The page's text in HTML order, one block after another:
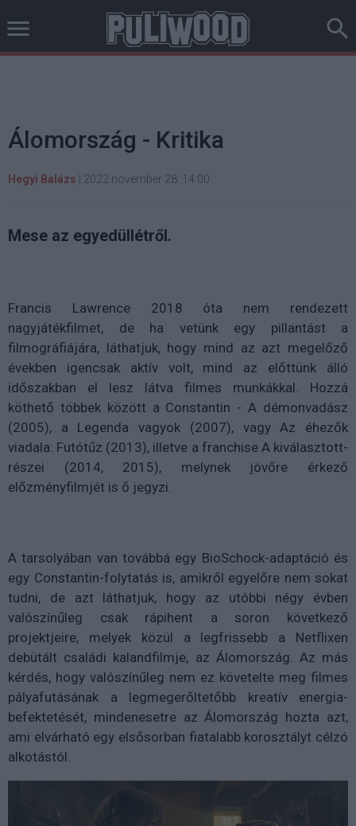
Álomország - Kritika
Hegyi Balázs 2022 november 28. 14:00
Mese az egyedüllétről.
Francis Lawrence 2018 óta nem rendezett
nagyjátékfilmet, de ha vetünk egy pillantást a
filmográfiájára, láthatjuk, hogy mind az azt megelőző
években igencsak aktív volt, mind az előttünk álló
időszakban el lesz látva filmes munkákkal. Hozzá
köthető többek között a Constantin - A démonvadász
(2005), a Legenda vagyok (2007), vagy Az éhezők
viadala: Futótűz (2013), illetve a franchise A kiválasztott-
részei (2014, 2015), melynek jövőre érkező
előzményfilmjét is ő jegyzi.
A tarsolyában van továbbá egy BioSchock-adaptáció és
egy Constantin-folytatás is, amikről egyelőre nem sokat
tudni, de azt láthatjuk, hogy az utóbbi négy évben
valószínűleg csak rápihent a soron következő
projektjeire, melyek közül a legfrissebb a Netflixen
debütált családi kalandfilmje, az Álomország. Az más
kérdés, hogy valószínűleg nem ez követelte meg filmes
pályafutásának a legmegerőltetőbb kreatív energia-
befektetését, mindenesetre az Álomország hozta azt,
ami elvárható egy elsősorban fiatalabb korosztályt célzó
alkotástól.